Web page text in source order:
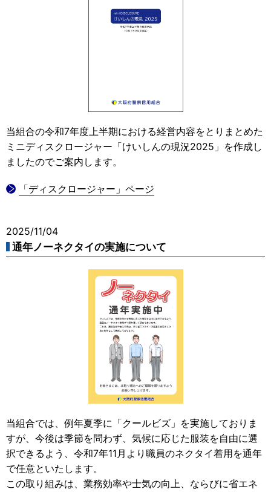
当組合の令和7年度上半期における経営内容をとりまとめた
ミニディスクロージャー「けいしんの現況2025」を作成し
ましたのでご案内します。
「ディスクロージャー」ページ
2025/11/04
通年ノーネクタイの実施について
当組合では、例年夏季に「クールビズ」を実施しておりま
すが、今後は季節を問わず、気候に応じた服装を自由に選
択できるよう、令和7年11月より職員のネクタイ着用を通年
で任意といたします。
この取り組みは、業務効率や士気の向上、ならびに省エネ